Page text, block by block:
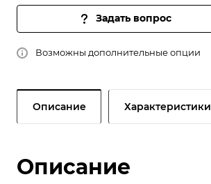
Задать вопрос
Возможны дополнительные опции
Описание Характеристики
Описание